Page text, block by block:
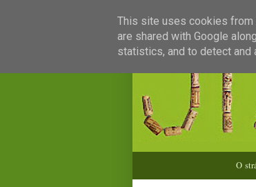
O
This site uses cookies from
are shared with Google
statistics, and to detect and